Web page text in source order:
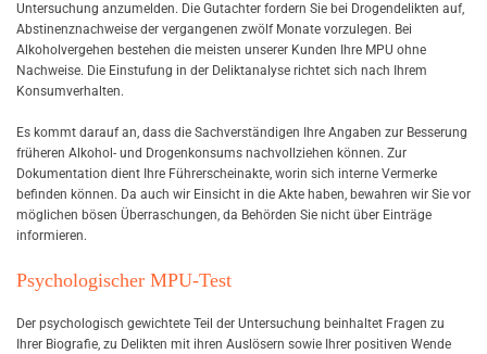
Untersuchung anzumelden. Die Gutachter fordern Sie bei Drogendelikten auf,
Abstinenznachweise der vergangenen zwölf Monate vorzulegen. Bei
Alkoholvergehen bestehen die meisten unserer Kunden Ihre MPU ohne
Nachweise. Die Einstufung in der Deliktanalyse richtet sich nach Ihrem
Konsumverhalten.
Es kommt darauf an, dass die Sachverständigen Ihre Angaben zur Besserung
früheren Alkohol- und Drogenkonsums nachvollziehen können. Zur
Dokumentation dient Ihre Führerscheinakte, worin sich interne Vermerke
befinden können. Da auch wir Einsicht in die Akte haben, bewahren wir Sie vor
möglichen bösen Überraschungen, da Behörden Sie nicht über Einträge
informieren.
Psychologischer MPU-Test
Der psychologisch gewichtete Teil der Untersuchung beinhaltet Fragen zu
Ihrer Biografie, zu Delikten mit ihren Auslösern sowie Ihrer positiven Wende